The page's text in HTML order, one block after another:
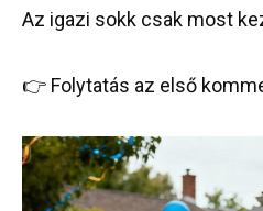
Az igazi sokk csak most
👉 Folytatás az első